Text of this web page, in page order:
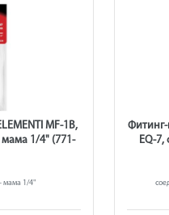
MF-1B,
1/4" (771-
мама 1/4"
Фитинг-
EQ-7,